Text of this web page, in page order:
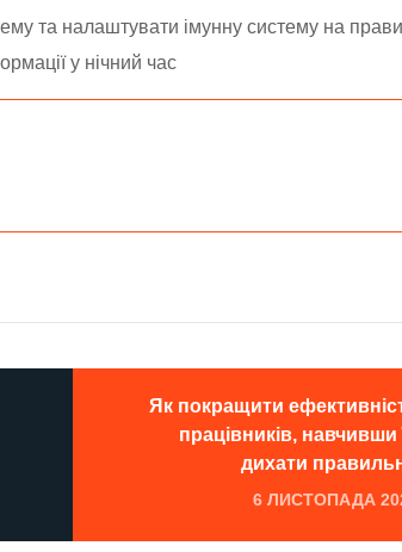
та налаштувати імунну систему на
у нічний час
Як покращити
працівників, навчивши
дихати
6 ЛИСТОПАДА